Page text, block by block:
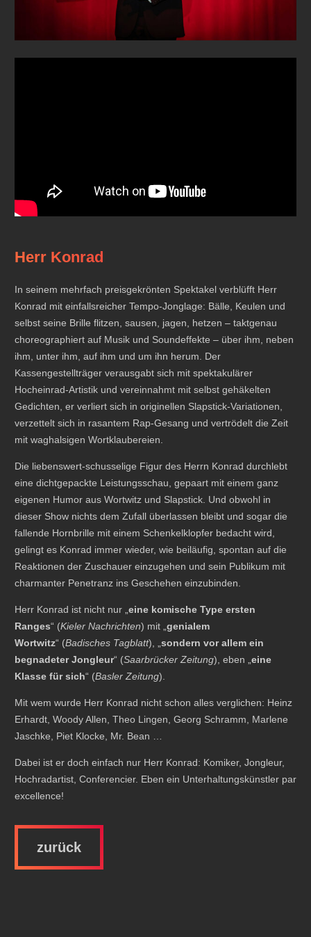
Herr Konrad
In seinem mehrfach preisgekrönten Spektakel verblüfft Herr
Konrad mit einfallsreicher Tempo-Jonglage: Bälle, Keulen und
selbst seine Brille flitzen, sausen, jagen, hetzen – taktgenau
choreographiert auf Musik und Soundeffekte – über ihm, neben
ihm, unter ihm, auf ihm und um ihn herum. Der
Kassengestellträger verausgabt sich mit spektakulärer
Hocheinrad-Artistik und vereinnahmt mit selbst gehäkelten
Gedichten, er verliert sich in originellen Slapstick-Variationen,
verzettelt sich in rasantem Rap-Gesang und vertrödelt die Zeit
mit waghalsigen Wortklaubereien.
Die liebenswert-schusselige Figur des Herrn Konrad durchlebt
eine dichtgepackte Leistungsschau, gepaart mit einem ganz
eigenen Humor aus Wortwitz und Slapstick. Und obwohl in
dieser Show nichts dem Zufall überlassen bleibt und sogar die
fallende Hornbrille mit einem Schenkelklopfer bedacht wird,
gelingt es Konrad immer wieder, wie beiläufig, spontan auf die
Reaktionen der Zuschauer einzugehen und sein Publikum mit
charmanter Penetranz ins Geschehen einzubinden.
Herr Konrad ist nicht nur „eine komische Type ersten
Ranges“ (Kieler Nachrichten) mit „genialem
Wortwitz“ (Badisches Tagblatt), „sondern vor allem ein
begnadeter Jongleur“ (Saarbrücker Zeitung), eben „eine
Klasse für sich“ (Basler Zeitung).
Mit wem wurde Herr Konrad nicht schon alles verglichen: Heinz
Erhardt, Woody Allen, Theo Lingen, Georg Schramm, Marlene
Jaschke, Piet Klocke, Mr. Bean …
Dabei ist er doch einfach nur Herr Konrad: Komiker, Jongleur,
Hochradartist, Conferencier. Eben ein Unterhaltungskünstler par
excellence!
zurück